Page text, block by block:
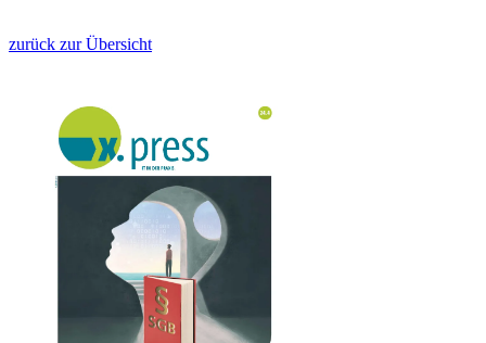
zurück zur Übersicht